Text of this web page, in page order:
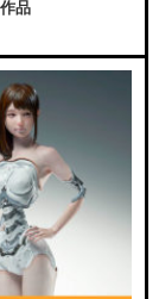
品